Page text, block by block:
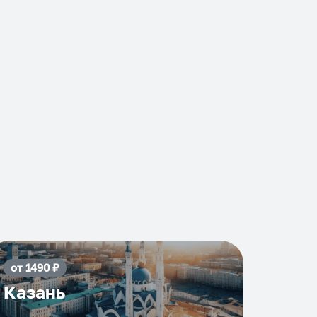
от1490₽
Казань